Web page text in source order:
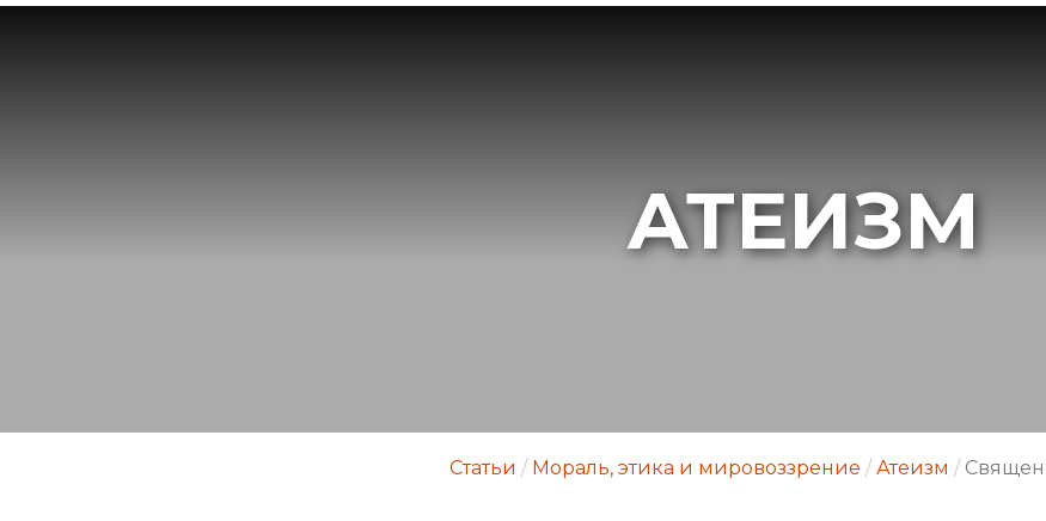
АТЕИЗМ
Статьи / Мораль, этика и мировоззрение / Атеизм /